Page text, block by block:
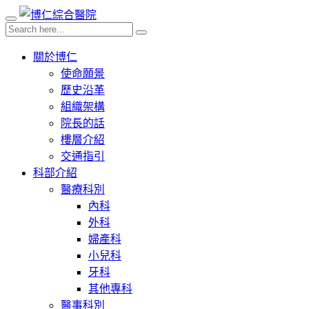
關於博仁
使命願景
歷史沿革
組織架構
院長的話
樓層介紹
交通指引
科部介紹
醫療科別
內科
外科
婦產科
小兒科
牙科
其他專科
醫事科別